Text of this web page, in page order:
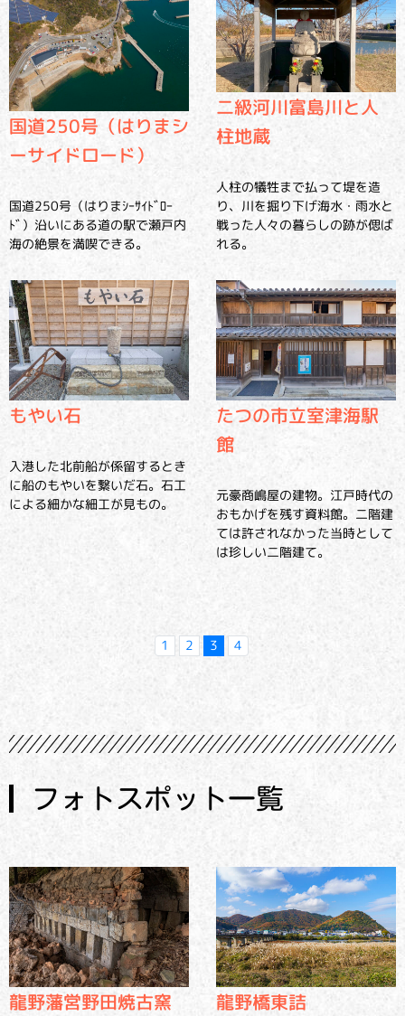
国道250号（はりまシ
ーサイドロード）
国道250号（はりまｼｰｻｲﾄﾞﾛｰ
ﾄﾞ）沿いにある道の駅で瀬戸内
海の絶景を満喫できる。
二級河川富島川と人
柱地蔵
人柱の犠牲まで払って堤を造
り、川を掘り下げ海水・雨水と
戦った人々の暮らしの跡が偲ば
れる。
もやい石
入港した北前船が係留するとき
に船のもやいを繋いだ石。石工
による細かな細工が見もの。
たつの市立室津海駅
館
元豪商嶋屋の建物。江戸時代の
おもかげを残す資料館。二階建
ては許されなかった当時として
は珍しい二階建て。
1 2 3 4
フォトスポット一覧
龍野藩営野田焼古窯
龍野橋東詰